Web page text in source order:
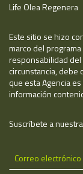
Life Olea Regenera
Este sitio se hizo
marco del programa
responsabilidad del
circunstancia, debe
que esta Agencia
información
Suscríbete a